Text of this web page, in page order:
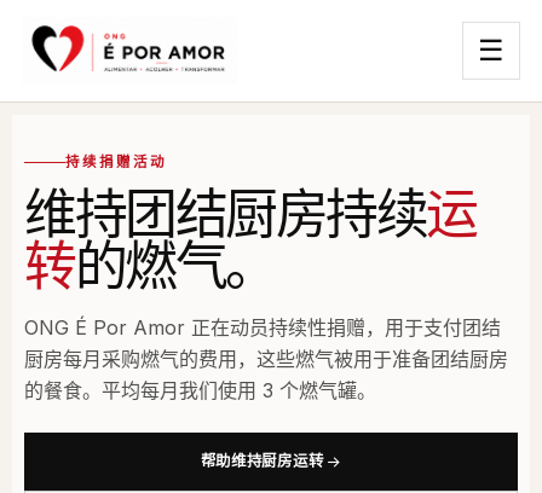
☰
持续捐赠活动
维持团结厨房持续运
转的燃气。
ONG É Por Amor 正在动员持续性捐赠，用于支付团结
厨房每月采购燃气的费用，这些燃气被用于准备团结厨房
的餐食。平均每月我们使用 3 个燃气罐。
帮助维持厨房运转